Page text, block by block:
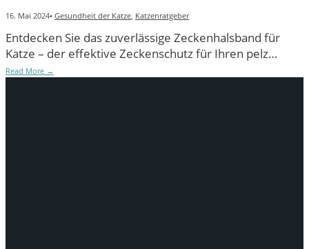
16. Mai 2024• Gesundheit der Katze Katzenratgeber
Entdecken Sie das zuverlässige Zeckenhalsband für
Katze – der effektive Zeckenschutz für Ihren pelz…
Read More →